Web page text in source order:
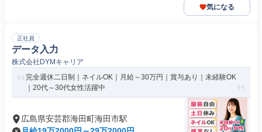
気になる
正社員
データ入力
株式会社DYMキャリア
完全週休二日制｜ネイルOK｜月給～30万円｜賞与あり｜未経験OK
｜20代～30代女性活躍中
広島県安芸郡海田町海田市駅